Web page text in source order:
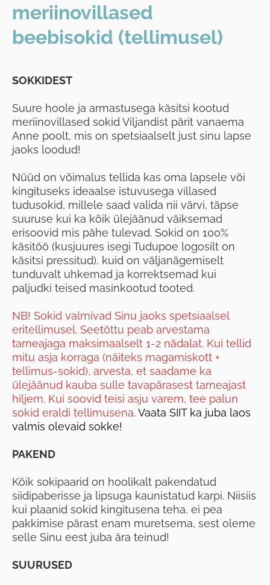
meriinovillased
beebisokid (tellimusel)
SOKKIDEST
Suure hoole ja armastusega käsitsi kootud
meriinovillased sokid Viljandist pärit vanaema
Anne poolt, mis on spetsiaalselt just sinu lapse
jaoks loodud!
Nüüd on võimalus tellida kas oma lapsele või
kingituseks ideaalse istuvusega villased
tudusokid, millele saad valida nii värvi, täpse
suuruse kui ka kõik ülejäänud väiksemad
erisoovid mis pähe tulevad. Sokid on 100%
käsitöö (kusjuures isegi Tudupoe logosilt on
käsitsi pressitud), kuid on väljanägemiselt
tunduvalt uhkemad ja korrektsemad kui
paljudki teised masinkootud tooted.
NB! Sokid valmivad Sinu jaoks spetsiaalsel
eritellimusel. Seetõttu peab arvestama
tarneajaga maksimaalselt 1-2 nädalat. Kui tellid
mitu asja korraga (näiteks magamiskott +
tellimus-sokid), arvesta, et saadame ka
ülejäänud kauba sulle tavapärasest tarneajast
hiljem. Kui soovid teisi asju varem, tee palun
sokid eraldi tellimusena.Vaata SIIT ka juba laos
valmis olevaid sokke!
PAKEND
Kõik sokipaarid on hoolikalt pakendatud
siidipaberisse ja lipsuga kaunistatud karpi. Niisiis
kui plaanid sokid kingitusena teha, ei pea
pakkimise pärast enam muretsema, sest oleme
selle Sinu eest juba ära teinud!
SUURUSED